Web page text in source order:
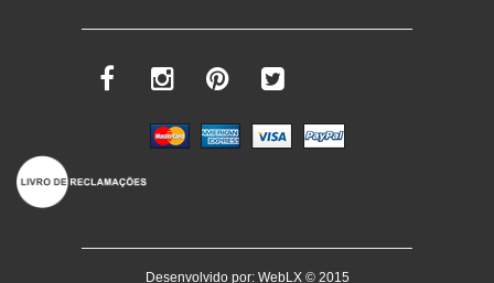
Desenvolvido por: WebLX© 2015